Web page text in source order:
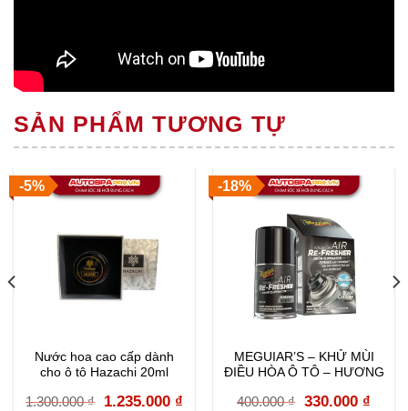
SẢN PHẨM TƯƠNG TỰ
-5%
Nước hoa cao cấp dành
cho ô tô Hazachi 20ml
1.300.000₫
Original
1.235.000 ₫Current
-18%
MEGUIAR’S – KHỬ MÙI
ĐIỀU HÒA Ô TÔ – HƯƠNG
400.000₫ Original
330.000 ₫